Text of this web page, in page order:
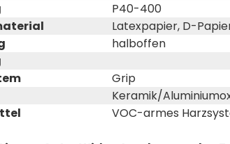
P40-400
Latexpapier, D-
halboffen
Grip
Keramik/
VOC-armes